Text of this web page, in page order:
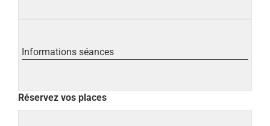
Informations séances
Réservez vos places